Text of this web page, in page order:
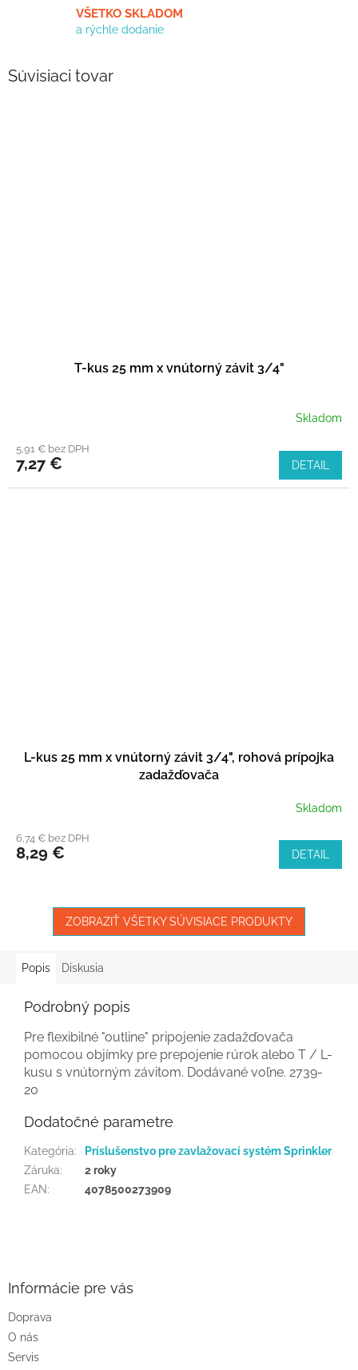
VŠETKO SKLADOM
a rýchle dodanie
Súvisiaci tovar
T-kus 25 mm x vnútorný závit 3/4"
Skladom
5,91 € bez DPH
7,27 € DETAIL
L-kus 25 mm x vnútorný závit 3/4", rohová prípojka
zadažďovača
Skladom
6,74 € bez DPH
8,29 € DETAIL
ZOBRAZIŤ VŠETKY SÚVISIACE PRODUKTY
Popis Diskusia
Podrobný popis
Pre flexibilné "outline" pripojenie zadažďovača
pomocou objímky pre prepojenie rúrok alebo T / L-
kusu s vnútorným závitom. Dodávané voľne. 2739-
20
Dodatočné parametre
Kategória:
Príslušenstvo pre zavlažovací systém Sprinkler
Záruka:
2 roky
EAN: 4078500273909
e
Informácie pre vás
Doprava
O nás
Servis